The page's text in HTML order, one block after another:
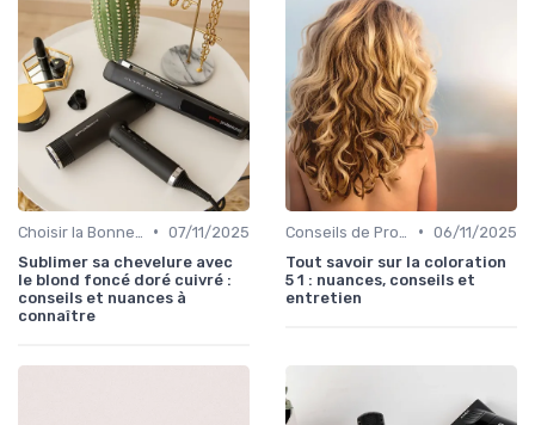
• 07/11/2025
Sublimer sa chevelure avec
le blond foncé doré cuivré :
conseils et nuances à
connaître
• 06/11/2025
Tout savoir sur la coloration
5 1 : nuances, conseils et
entretien